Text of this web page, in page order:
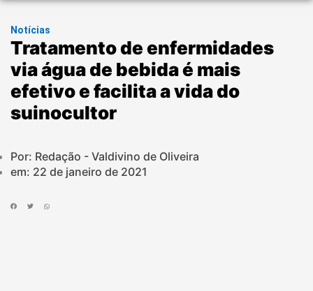
Notícias
Tratamento de enfermidades
via água de bebida é mais
efetivo e facilita a vida do
suinocultor
Por: Redação - Valdivino de Oliveira
em: 22 de janeiro de 2021